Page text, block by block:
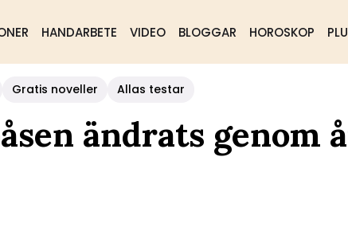
HANDARBETE VIDEO BLOGGAR HOROSKOP
Gratis noveller Allas testar
ändrats genom